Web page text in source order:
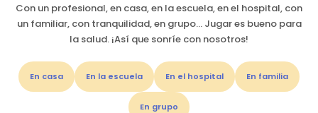
Con un profesional, en casa, en la escuela, en el hospital, con
un familiar, con tranquilidad, en grupo… Jugar es bueno para
la salud. ¡Así que sonríe con nosotros!
En casa En la escuela En el hospital En familia
En grupo